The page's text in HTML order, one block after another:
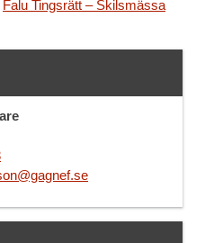
Falu Tingsrätt – Skilsmässa